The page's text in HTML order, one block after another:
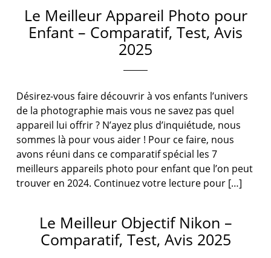
Le Meilleur Appareil Photo pour
Enfant – Comparatif, Test, Avis
2025
Désirez-vous faire découvrir à vos enfants l’univers
de la photographie mais vous ne savez pas quel
appareil lui offrir ? N’ayez plus d’inquiétude, nous
sommes là pour vous aider ! Pour ce faire, nous
avons réuni dans ce comparatif spécial les 7
meilleurs appareils photo pour enfant que l’on peut
trouver en 2024. Continuez votre lecture pour […]
Le Meilleur Objectif Nikon –
Comparatif, Test, Avis 2025